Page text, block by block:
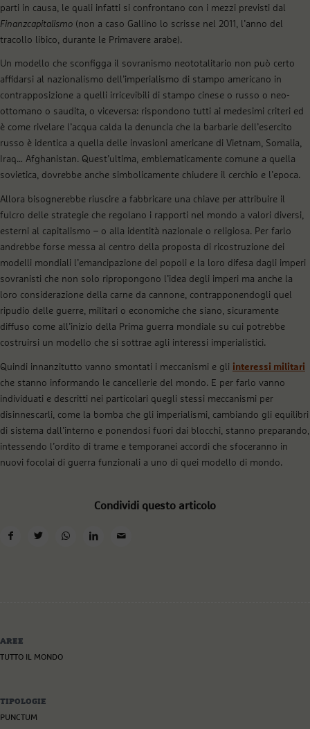
parti in causa, le quali infatti si confrontano con i mezzi previsti dal
Finanzcapitalismo (non a caso Gallino lo scrisse nel 2011, l’anno del
tracollo libico, durante le Primavere arabe).
Un modello che sconfigga il sovranismo neototalitario non può certo
affidarsi al nazionalismo dell’imperialismo di stampo americano in
contrapposizione a quelli irricevibili di stampo cinese o russo o neo-
ottomano o saudita, o viceversa: rispondono tutti ai medesimi criteri ed
è come rivelare l’acqua calda la denuncia che la barbarie dell’esercito
russo è identica a quella delle invasioni americane di Vietnam, Somalia,
Iraq… Afghanistan. Quest’ultima, emblematicamente comune a quella
sovietica, dovrebbe anche simbolicamente chiudere il cerchio e l’epoca.
Allora bisognerebbe riuscire a fabbricare una chiave per attribuire il
fulcro delle strategie che regolano i rapporti nel mondo a valori diversi,
esterni al capitalismo – o alla identità nazionale o religiosa. Per farlo
andrebbe forse messa al centro della proposta di ricostruzione dei
modelli mondiali l’emancipazione dei popoli e la loro difesa dagli imperi
sovranisti che non solo ripropongono l’idea degli imperi ma anche la
loro considerazione della carne da cannone, contrapponendogli quel
ripudio delle guerre, militari o economiche che siano, sicuramente
diffuso come all’inizio della Prima guerra mondiale su cui potrebbe
costruirsi un modello che si sottrae agli interessi imperialistici.
Quindi innanzitutto vanno smontati i meccanismi e gli interessi militari
che stanno informando le cancellerie del mondo. E per farlo vanno
individuati e descritti nei particolari quegli stessi meccanismi per
disinnescarli, come la bomba che gli imperialismi, cambiando gli equilibri
di sistema dall’interno e ponendosi fuori dai blocchi, stanno preparando,
intessendo l’ordito di trame e temporanei accordi che sfoceranno in
nuovi focolai di guerra funzionali a uno di quei modello di mondo.
Condividi questo articolo
AREE
TUTTO IL MONDO
TIPOLOGIE
PUNCTUM